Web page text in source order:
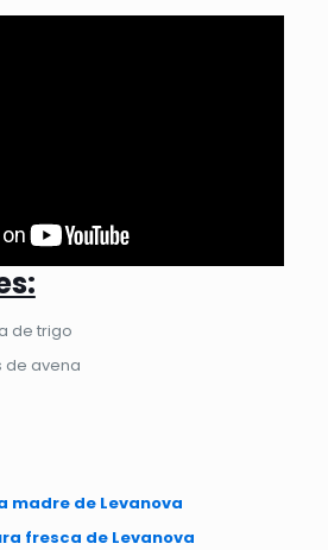
de trigo
de avena
madre de Levanova
fresca de Levanova